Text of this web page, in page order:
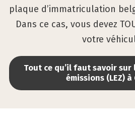
plaque d’immatriculation
Dans ce cas, vous devez
votre
Tout ce qu’il faut savoir sur
émissions (LEZ) à
basses
émis­